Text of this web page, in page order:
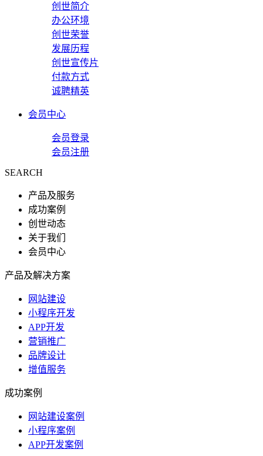
创世简介
办公环境
创世荣誉
发展历程
创世宣传片
付款方式
诚聘精英
会员中心
会员登录
会员注册
SEARCH
产品及服务
成功案例
创世动态
关于我们
会员中心
产品及解决方案
网站建设
小程序开发
APP开发
营销推广
品牌设计
增值服务
成功案例
网站建设案例
小程序案例
APP开发案例